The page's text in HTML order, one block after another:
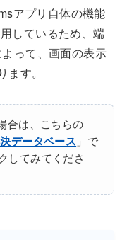
アプリ自体の機能
しているため、端
って、画面の表示
す。
合は、こちらの
データベース 」で
してみてくださ